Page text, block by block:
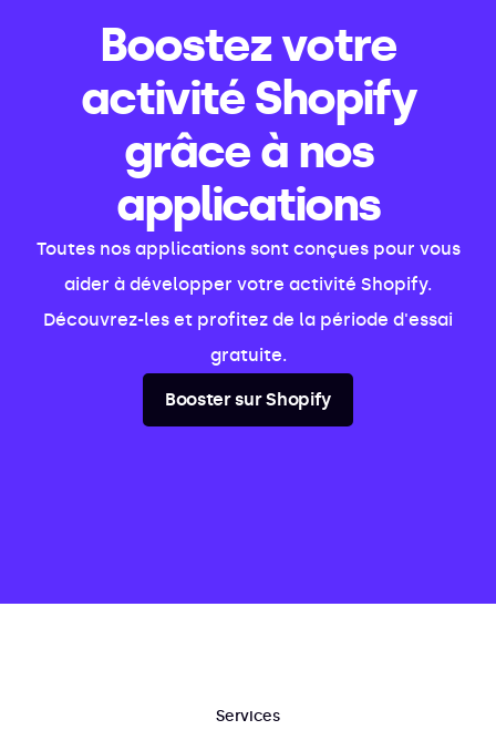
Boostez votre
activité Shopify
grâce à nos
applications
Toutes nos applications sont conçues pour vous
aider à développer votre activité Shopify.
Découvrez-les et profitez de la période d'essai
gratuite.
Booster sur Shopify
Services